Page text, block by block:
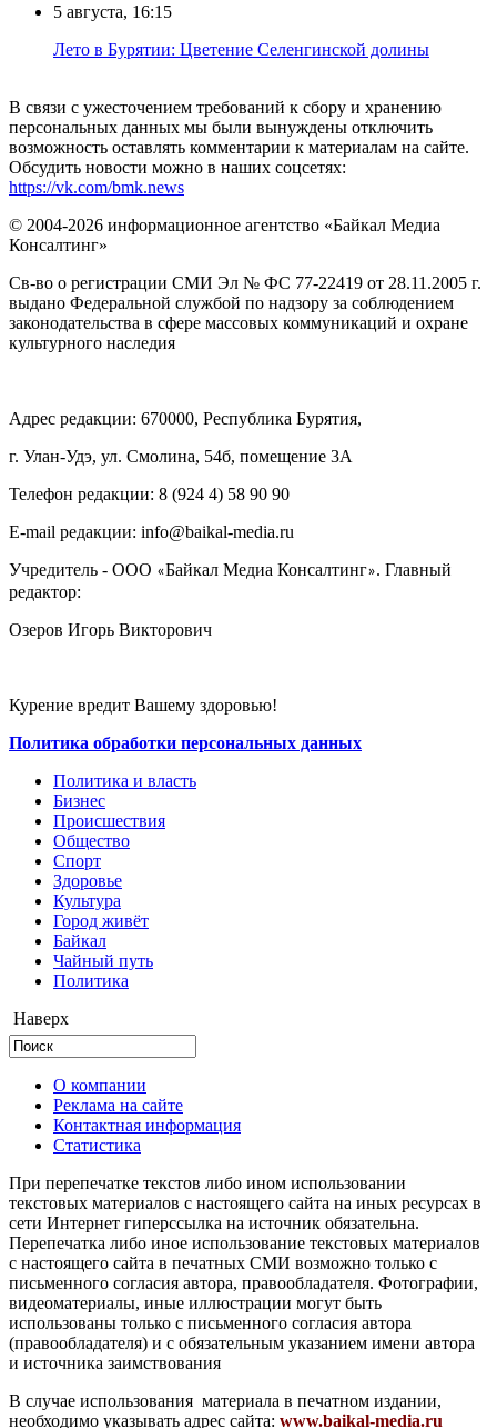
5 августа, 16:15
Лето в Бурятии: Цветение Селенгинской долины
В связи с ужесточением требований к сбору и хранению
персональных данных мы были вынуждены отключить
возможность оставлять комментарии к материалам на сайте.
Обсудить новости можно в наших соцсетях:
https://vk.com/bmk.news
© 2004-2026 информационное агентство «Байкал Медиа
Консалтинг»
Св-во о регистрации СМИ Эл № ФС 77-22419 от 28.11.2005 г.
выдано Федеральной службой по надзору за соблюдением
законодательства в сфере массовых коммуникаций и охране
культурного наследия
Адрес редакции: 670000, Республика Бурятия,
г. Улан-Удэ, ул. Смолина, 54б, помещение 3А
Телефон редакции: ‎‎8 (924 4) 58 90 90
E-mail редакции: info@baikal-media.ru
Учредитель - ООО «Байкал Медиа Консалтинг». Главный
редактор:
Озеров Игорь Викторович
Курение вредит Вашему здоровью!
Политика обработки персональных данных
Политика и власть
Бизнес
Происшествия
Общество
Cпорт
Здоровье
Культура
Город живёт
Байкал
Чайный путь
Политика
Наверх
О компании
Реклама на сайте
Контактная информация
Статистика
При перепечатке текстов либо ином использовании
текстовых материалов с настоящего сайта на иных ресурсах в
сети Интернет гиперссылка на источник обязательна.
Перепечатка либо иное использование текстовых материалов
с настоящего сайта в печатных СМИ возможно только с
письменного согласия автора, правообладателя. Фотографии,
видеоматериалы, иные иллюстрации могут быть
использованы только с письменного согласия автора
(правообладателя) и с обязательным указанием имени автора
и источника заимствования
В случае использования материала в печатном издании,
необходимо указывать адрес сайта: www.baikal-media.ru